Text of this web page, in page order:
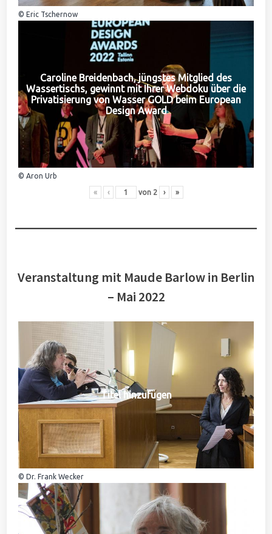
© Eric Tschernow
Caroline Breidenbach, jüngstes Mitglied des
Wassertischs, gewinnt mit Ihrer Webdoku über die
Privatisierung von Wasser GOLD beim European
Design Award
© Aron Urb
« ‹ von 2 › »
Veranstaltung mit Maude Barlow in Berlin
– Mai 2022
Titel hinzufügen
© Dr. Frank Wecker